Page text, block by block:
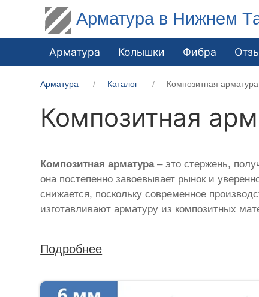
Арматура в Нижнем
Арматура Колышки Фибра
Арматура Каталог Композитная арматура
Композитная
Композитная арматура– это стержень,
она постепенно завоевывает рынок и
снижается, поскольку современное
изготавливают арматуру из композитных
Подробнее